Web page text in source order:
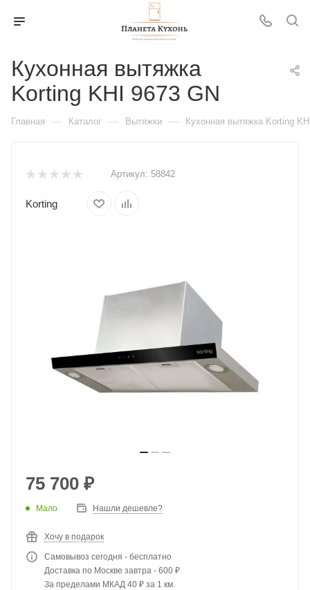
Кухонная вытяжка
Korting KHI 9673 GN
Главная — Каталог — Вытяжки — Кухонная вытяжка Korting
Артикул: 58842
Korting
75 700 ₽
Мало Нашли дешевле?
Хочу в подарок
Самовывоз сегодня - бесплатно
Доставка по Москве завтра - 600 ₽
За пределами МКАД 40 ₽ за 1 км.